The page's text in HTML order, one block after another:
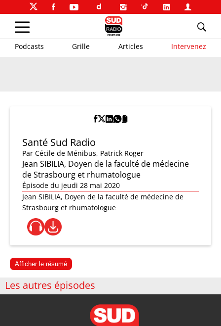
Podcasts Grille Articles Intervenez
Santé Sud Radio
Par Cécile de Ménibus, Patrick Roger
Jean SIBILIA, Doyen de la faculté de médecine
de Strasbourg et rhumatologue
Épisode du jeudi 28 mai 2020
Jean SIBILIA, Doyen de la faculté de médecine de
Strasbourg et rhumatologue
Afficher le résumé
Les autres épisodes